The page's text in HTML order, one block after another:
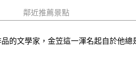
鄰近推薦景點
的文學家，金笠這一渾名起自於他